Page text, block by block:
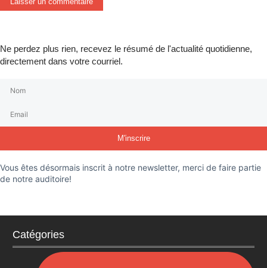
Ne perdez plus rien, recevez le résumé de l'actualité quotidienne,
directement dans votre courriel.
M'inscrire
Vous êtes désormais inscrit à notre newsletter, merci de faire partie
de notre auditoire!
Catégories